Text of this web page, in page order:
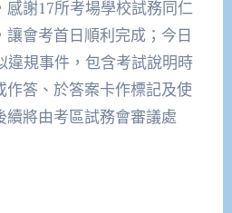
謝17所考場學校試務同仁
會考首日順利完成；今日
違規事件，包含考試說明時
作答、於答案卡作標記及使
續將由考區試務會審議處